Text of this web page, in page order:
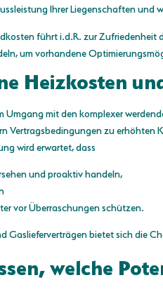
Ihrer Liegenschaften
führt i.d.R. zur Zufriedenheit
um vorhandene
Heizkosten
Umgang mit den komplexer
Vertragsbedingungen zu erhöhten
wird erwartet, dass
und proaktiv handeln,
vor Überraschungen schützen.
Gaslieferverträgen bietet sich die
welche